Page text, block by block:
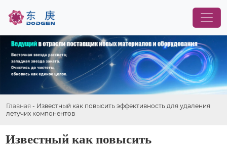
Главная - Известный как повысить эффективность для удаления
летучих компонентов
Известный как повысить